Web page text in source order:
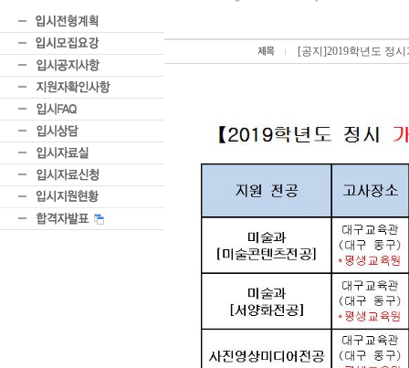
[공지]2019학년도 정